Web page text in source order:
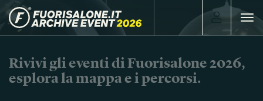
Toggle
Rivivi gli eventi di Fuorisalone 2026,
esplora la mappa e i percorsi.